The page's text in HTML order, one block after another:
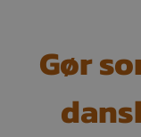
Gør